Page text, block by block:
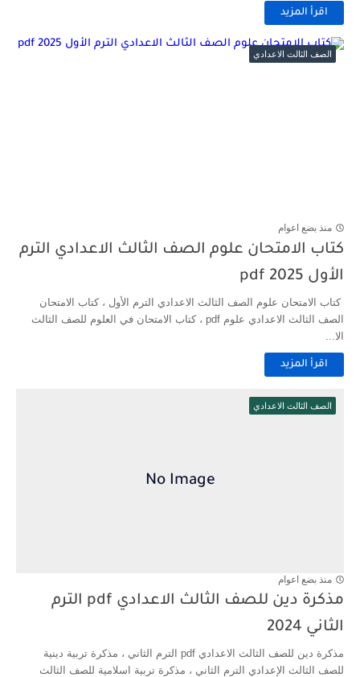
اقرأ المزيد
الصف الثالث الاعدادي
منذ بضع اعوام
كتاب الامتحان علوم الصف الثالث الاعدادي الترم
الأول pdf 2025
كتاب الامتحان علوم الصف الثالث الاعدادي الترم الأول ، كتاب الامتحان
الصف الثالث الاعدادي علوم pdf ، كتاب الامتحان في العلوم للصف الثالث
الا...
اقرأ المزيد
الصف الثالث الاعدادي
منذ بضع اعوام
مذكرة دين للصف الثالث الاعدادي pdf الترم
الثاني 2024
مذكرة دين للصف الثالث الاعدادي pdf الترم الثاني ، مذكرة تربية دينية
للصف الثالث الإعدادي الترم الثاني ، مذكرة تربية اسلامية للصف الثالث